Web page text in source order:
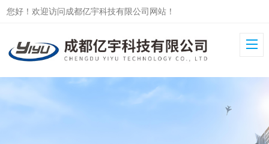
您好！欢迎访问成都亿宇科技有限公司网站！